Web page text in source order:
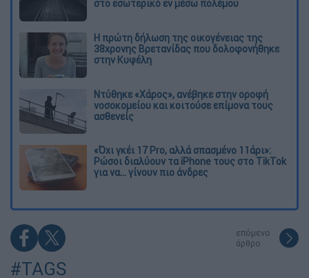
στο εσωτερικό εν μέσω πολέμου
Η πρώτη δήλωση της οικογένειας της
38χρονης Βρετανίδας που δολοφονήθηκε
στην Κυψέλη
Ντύθηκε «Χάρος», ανέβηκε στην οροφή
νοσοκομείου και κοιτούσε επίμονα τους
ασθενείς
«Όχι γκέι 17 Pro, αλλά σπασμένο 11άρι»:
Ρώσοι διαλύουν τα iPhone τους στο TikTok
για να... γίνουν πιο άνδρες
επόμενο
άρθρο
#TAGS